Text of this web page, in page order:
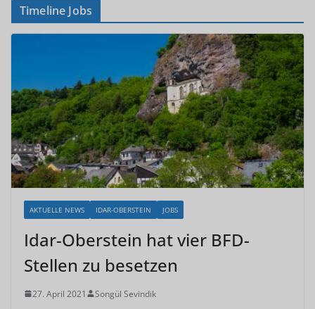
Timeline Jobs
AKTUELLE NEWS IDAR-OBERSTEIN JOBS
Idar-Oberstein hat vier BFD-
Stellen zu besetzen
27. April 2021 Songül Sevindik